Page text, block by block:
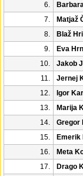
6.
7.
Matjaž
8.
Blaž
9.
Eva
10.
Jakob
11.
Jernej
12.
Igor
13.
Marija
14.
Gregor
15.
Emerik
16.
Meta
17.
Drago